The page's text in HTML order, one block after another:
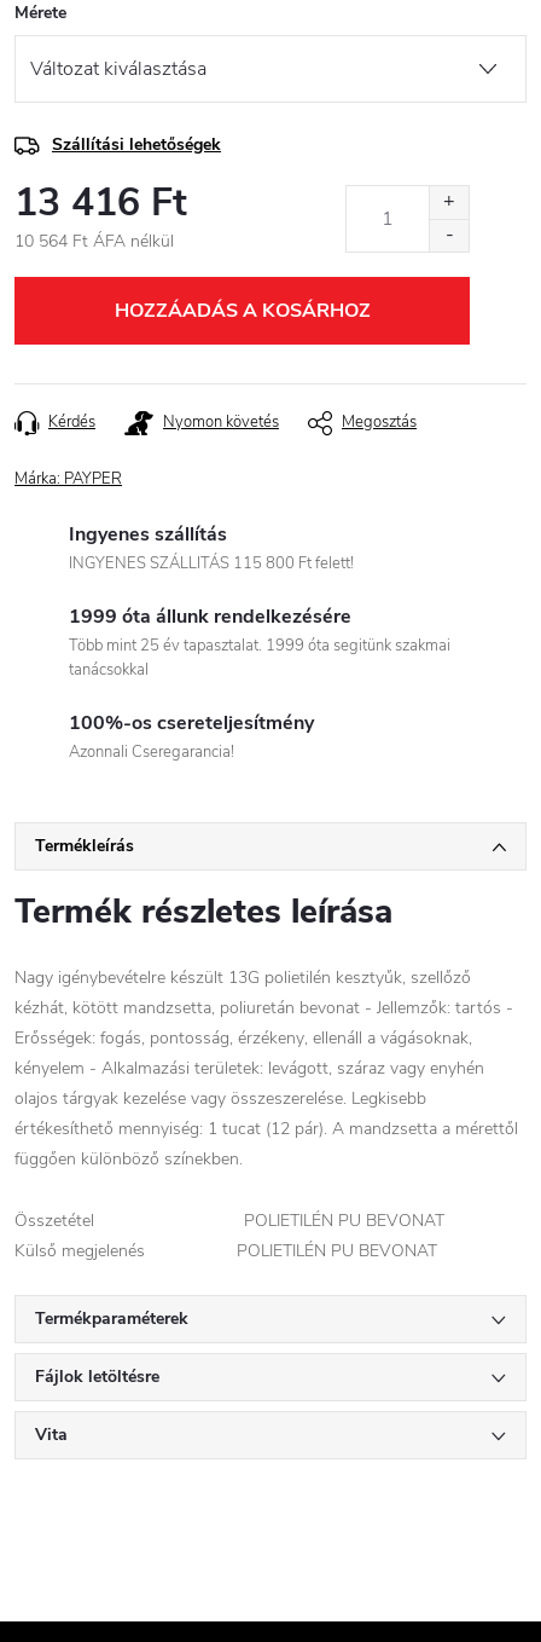
Mérete
Szállítási lehetőségek
13 416 Ft
10 564 Ft ÁFA nélkül
HOZZÁADÁS A KOSÁRHOZ
Kérdés Nyomon követés Megosztás
Márka: PAYPER
Ingyenes szállítás
INGYENES SZÁLLITÁS 115 800 Ft felett!
1999 óta állunk rendelkezésére
Több mint 25 év tapasztalat. 1999 óta segitünk szakmai
tanácsokkal
100%-os csereteljesítmény
Azonnali Cseregarancia!
Termékleírás
Termék részletes leírása
Nagy igénybevételre készült 13G polietilén kesztyűk, szellőző
kézhát, kötött mandzsetta, poliuretán bevonat - Jellemzők: tartós -
Erősségek: fogás, pontosság, érzékeny, ellenáll a vágásoknak,
kényelem - Alkalmazási területek: levágott, száraz vagy enyhén
olajos tárgyak kezelése vagy összeszerelése. Legkisebb
értékesíthető mennyiség: 1 tucat (12 pár). A mandzsetta a mérettől
függően különböző színekben.
Összetétel POLIETILÉN PU BEVONAT
Külső megjelenés POLIETILÉN PU BEVONAT
Termékparaméterek
Fájlok letöltésre
Vita